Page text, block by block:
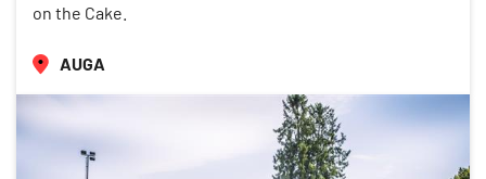
on the Cake.
AUGA